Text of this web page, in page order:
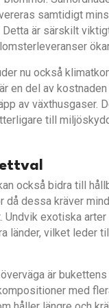
samtidigt
Detta är särskilt
nu också
en del av
av växthusgaser.
till
också bidra till
då dessa kräver
Undvik exotiska
länder, vilket leder
är
med